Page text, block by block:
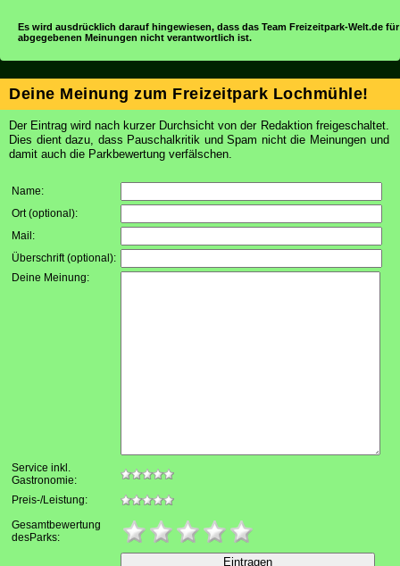
Es wird ausdrücklich darauf hingewiesen, dass das Team Freizeitpark-Welt.de
abgegebenen Meinungen nicht verantwortlich ist.
Deine Meinung zum Freizeitpark Lochmühle!
Der Eintrag wird nach kurzer Durchsicht von der Redaktion freigeschaltet.
Dies dient dazu, dass Pauschalkritik und Spam nicht die Meinungen und
damit auch die Parkbewertung verfälschen.
Name:
Ort (optional):
Mail:
Überschrift (optional):
Deine Meinung:
Service inkl.
Gastronomie:
Preis-/Leistung:
Gesamtbewertung
desParks: